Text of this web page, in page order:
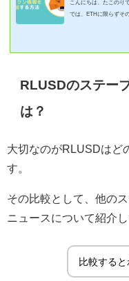
こんにちは、たこのり
では、ETHに限らずそ
RLUSDのステー
は？
大切なのがRLUSDはど
す。
その比較として、他の
ニュースについて紹介
比較する